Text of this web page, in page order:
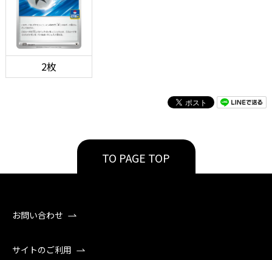
2枚
TO PAGE TOP
お問い合わせ
サイトのご利用